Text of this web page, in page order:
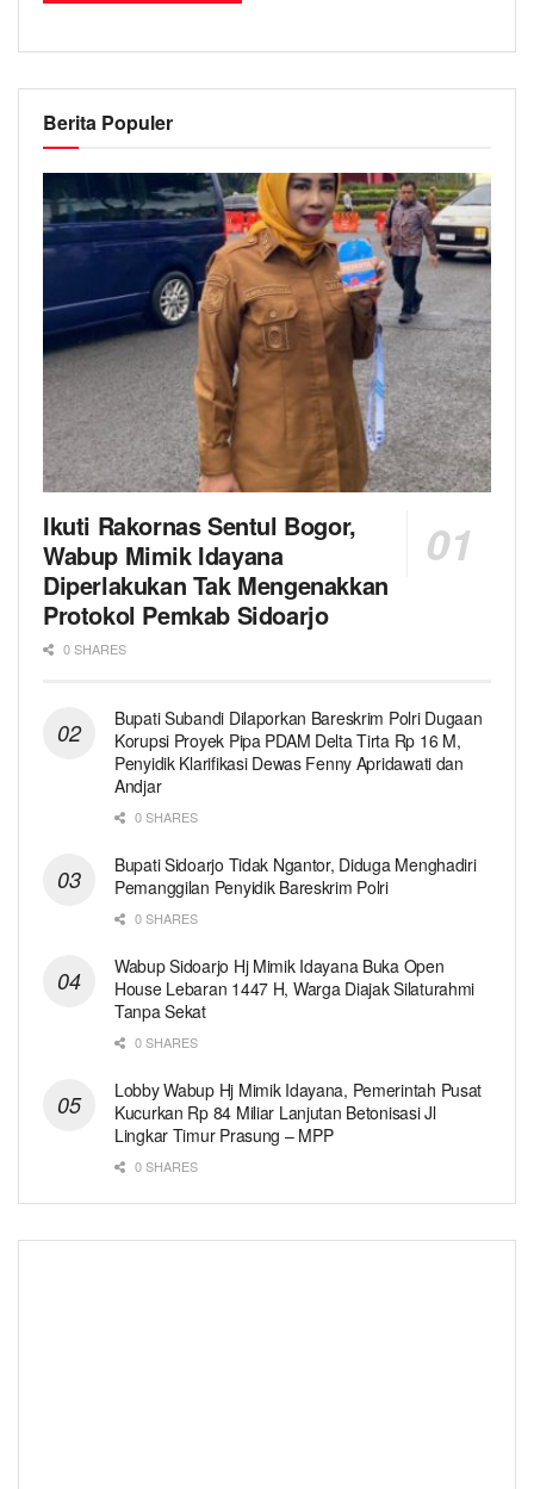
Berita Populer
Ikuti Rakornas Sentul Bogor,
Wabup Mimik Idayana
Diperlakukan Tak Mengenakkan
Protokol Pemkab Sidoarjo
0 SHARES
Bupati Subandi Dilaporkan Bareskrim Polri Dugaan
Korupsi Proyek Pipa PDAM Delta Tirta Rp 16 M,
Penyidik Klarifikasi Dewas Fenny Apridawati dan
Andjar
0 SHARES
Bupati Sidoarjo Tidak Ngantor, Diduga Menghadiri
Pemanggilan Penyidik Bareskrim Polri
0 SHARES
Wabup Sidoarjo Hj Mimik Idayana Buka Open
House Lebaran 1447 H, Warga Diajak Silaturahmi
Tanpa Sekat
0 SHARES
Lobby Wabup Hj Mimik Idayana, Pemerintah Pusat
Kucurkan Rp 84 Miliar Lanjutan Betonisasi Jl
Lingkar Timur Prasung – MPP
0 SHARES